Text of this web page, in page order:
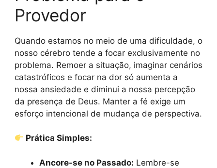
Provedor
Quando estamos no meio de uma dificuldade, o
nosso cérebro tende a focar exclusivamente no
problema. Remoer a situação, imaginar cenários
catastróficos e focar na dor só aumenta a
nossa ansiedade e diminui a nossa percepção
da presença de Deus. Manter a fé exige um
esforço intencional de mudança de perspectiva.
Prática Simples:
Ancore-se no Passado: Lembre-se